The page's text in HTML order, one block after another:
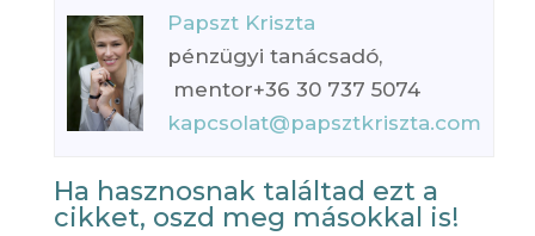
Papszt Kriszta
pénzügyi tanácsadó,
mentor+36 30 737 5074
kapcsolat@papsztkriszta.com
Ha hasznosnak találtad ezt a
cikket, oszd meg másokkal is!